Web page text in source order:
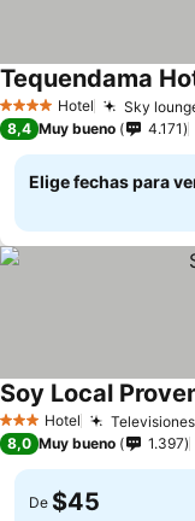
4 EstrellasHotel Sky
Tequendama
8,4 Muy bueno 4.171
Elige fechas para
3 Estrellas
Hotel
Soy Local
8,0 Muy bueno 1.397
De $45